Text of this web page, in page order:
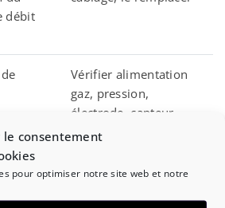
le consentement
pour optimiser notre site web et notre
débit
Vérifier alimentation
gaz, pression,
électrode, capteur
détecté
MFS
capteur, flux d’air ou